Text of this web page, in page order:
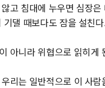
고 침대에 누우면 심장
기댈 때보다도 잠을 설친
아니라 위협으로 읽히게
리는 일반적으로 이 사